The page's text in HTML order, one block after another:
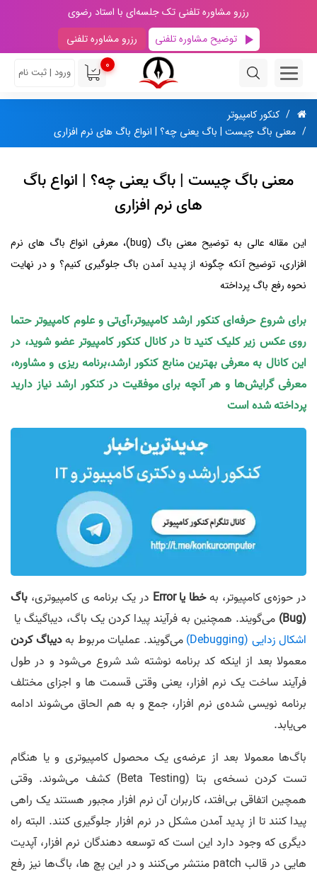
رزرو مشاوره تلفنی تک جلسه‌ای با استاد رضوی
توضیح مشاوره تلفنی
رزرو مشاوره تلفنی
0
ورود | ثبت نام
کنکور کامپیوتر
معنی باگ چیست | باگ یعنی چه؟ | انواع باگ های نرم افزاری
معنی باگ چیست | باگ یعنی چه؟ | انواع باگ
های نرم افزاری
این مقاله عالی به توضیح معنی باگ (bug)، معرفی انواع باگ های نرم
افزاری، توضیح آنکه چگونه از پدید آمدن باگ جلوگیری کنیم؟ و در نهایت
نحوه رفع باگ پرداخته
برای شروع حرفه‌ای کنکور ارشد کامپیوتر،آی‌تی و علوم کامپیوتر حتما
روی عکس زیر کلیک کنید تا در کانال کنکور کامپیوتر عضو شوید، در
این کانال به معرفی بهترین منابع کنکور ارشد،برنامه ریزی و مشاوره،
معرفی گرایش‌ها و هر آنچه برای موفقیت در کنکور ارشد نیاز دارید
پرداخته شده است
در حوزه‌ی کامپیوتر، بهخطا یا Error در یک برنامه ی کامپیوتری، باگ
(Bug)
می‌گویند. همچنین به فرآیند پیدا کردن یک باگ، دیباگینگ یا
اشکال زدایی (Debugging)
می‌گویند. عملیات مربوط بهدیباگ کردن
معمولا بعد از اینکه کد برنامه نوشته شد شروع می‌شود و در طول
فرآیند ساخت یک نرم افزار، یعنی وقتی قسمت ها و اجزای مختلف
برنامه نویسی شده‌ی نرم افزار، جمع و به هم الحاق می‌شوند ادامه
می‌یابد.
باگ‌ها معمولا بعد از عرضه‌ی یک محصول کامپیوتری و یا هنگام
تست کردن نسخه‌ی بتا (Beta Testing) کشف می‌شوند. وقتی
همچین اتفاقی بی‌افتد، کاربران آن نرم افزار مجبور هستند یک راهی
پیدا کنند تا از پدید آمدن مشکل در نرم افزار جلوگیری کنند. البته راه
دیگری که وجود دارد این است که توسعه دهندگان نرم افزار، آپدیت
هایی در قالب patch منتشر می‌کنند و در این پچ ها، باگ‌ها نیز رفع